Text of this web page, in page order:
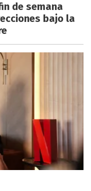
de semana
bajo la